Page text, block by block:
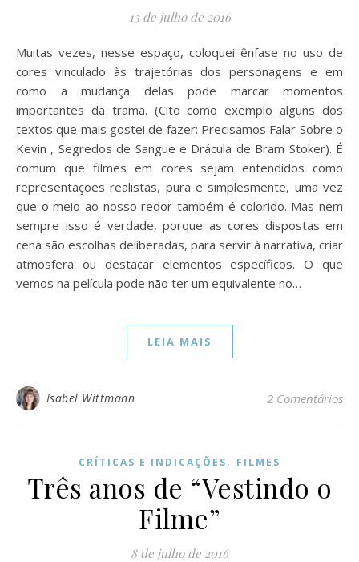
13 de julho de 2016
Muitas vezes, nesse espaço, coloquei ênfase no uso de
cores vinculado às trajetórias dos personagens e em
como a mudança delas pode marcar momentos
importantes da trama. (Cito como exemplo alguns dos
textos que mais gostei de fazer: Precisamos Falar Sobre o
Kevin , Segredos de Sangue e Drácula de Bram Stoker). É
comum que filmes em cores sejam entendidos como
representações realistas, pura e simplesmente, uma vez
que o meio ao nosso redor também é colorido. Mas nem
sempre isso é verdade, porque as cores dispostas em
cena são escolhas deliberadas, para servir à narrativa, criar
atmosfera ou destacar elementos específicos. O que
vemos na película pode não ter um equivalente no…
LEIA MAIS
Isabel Wittmann 2 Comentários
CRÍTICAS E INDICAÇÕES, FILMES
Três anos de “Vestindo o
Filme”
8 de julho de 2016